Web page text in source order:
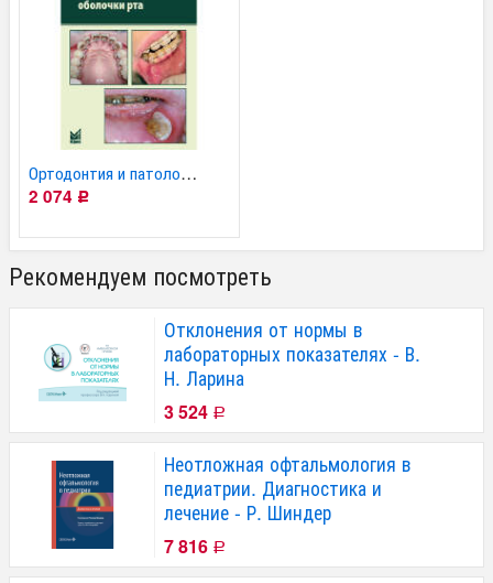
Ортодонтия и патология...
2 074 Р
Рекомендуем посмотреть
Отклонения от нормы в
лабораторных показателях - В.
Н. Ларина
3 524 Р
Неотложная офтальмология в
педиатрии. Диагностика и
лечение - Р. Шиндер
7 816 Р